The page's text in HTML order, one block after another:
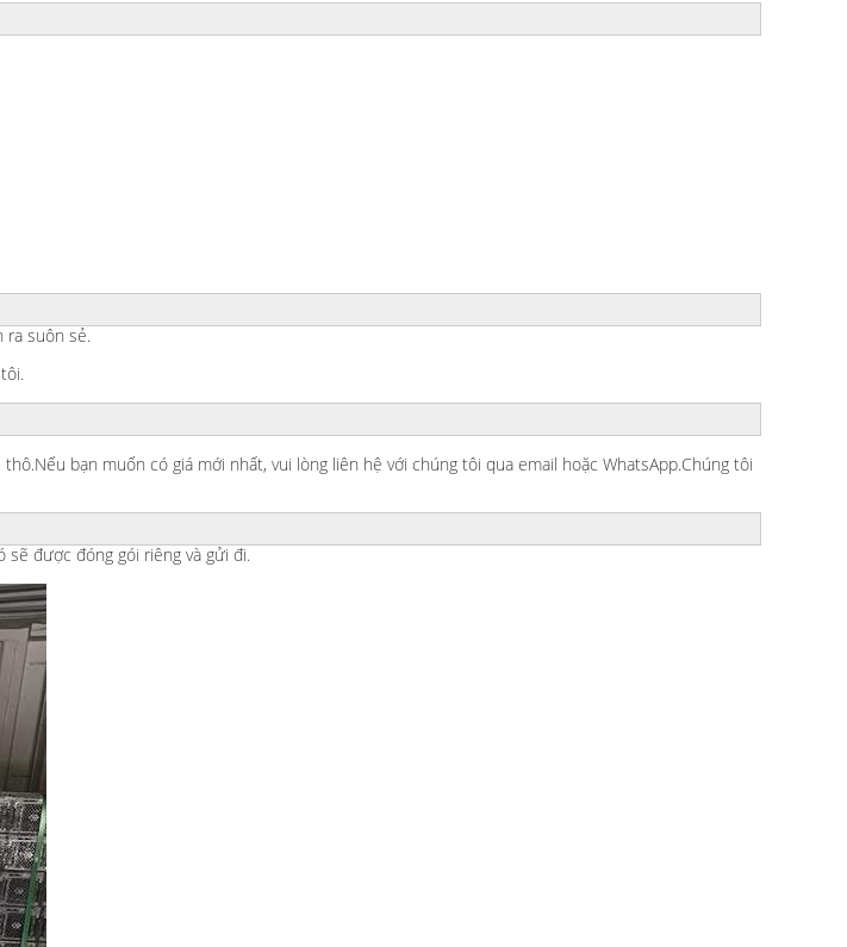
ra suôn sẻ.
bạn muốn có giá mới nhất, vui lòng liên hệ với chúng tôi qua email hoặc WhatsApp.Chúng tôi
được đóng gói riêng và gửi đi.